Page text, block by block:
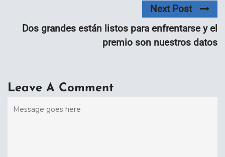
Next Post
Dos grandes están listos para enfrentarse y el
premio son nuestros datos
Leave A Comment